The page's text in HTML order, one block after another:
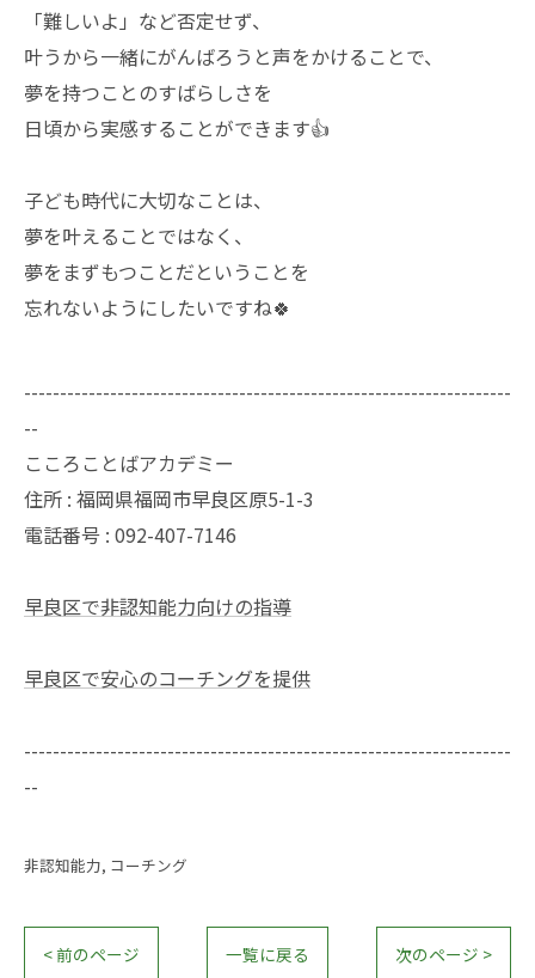
「難しいよ」など否定せず、
叶うから一緒にがんばろうと声をかけることで、
夢を持つことのすばらしさを
日頃から実感することができます👍
子ども時代に大切なことは、
夢を叶えることではなく、
夢をまずもつことだということを
忘れないようにしたいですね🍀
--------------------------------------------------------------------
--
こころことばアカデミー
住所 : 福岡県福岡市早良区原5-1-3
電話番号 : 092-407-7146
早良区で非認知能力向けの指導
早良区で安心のコーチングを提供
--------------------------------------------------------------------
--
非認知能力 コーチング
< 前のページ 一覧に戻る 次のページ >